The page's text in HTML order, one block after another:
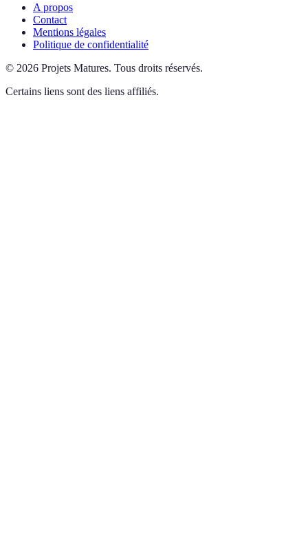
A propos
Contact
Mentions légales
Politique de confidentialité
© 2026 Projets Matures. Tous droits réservés.
Certains liens sont des liens affiliés.